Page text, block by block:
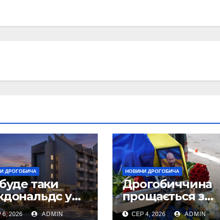
ДРОГОБИЧА
таки
у
2026 ADMIN
НОВИНИ ДРОГОБИЧА
Дрогобиччина
прощається з
полеглим
СЕР 4, 2026 ADMIN